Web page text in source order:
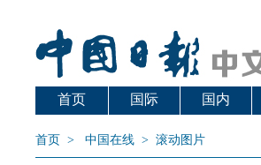
首页 国际 国内
首页 > 中国在线 > 滚动图片